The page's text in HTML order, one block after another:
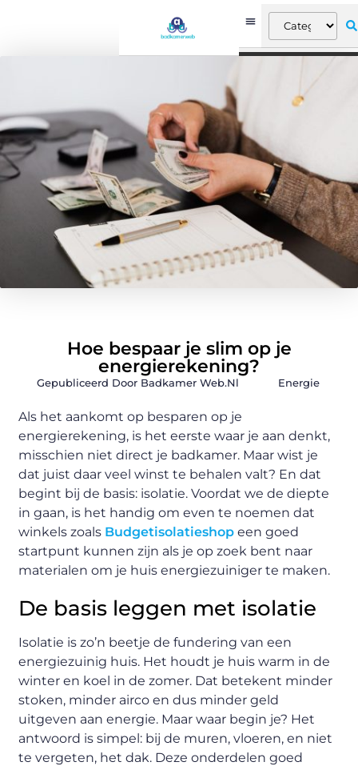
Hoe bespaar je slim op je
energierekening?
Gepubliceerd Door Badkamer Web.nl Energie
Als het aankomt op besparen op je
energierekening, is het eerste waar je aan denkt,
misschien niet direct je badkamer. Maar wist je
dat juist daar veel winst te behalen valt? En dat
begint bij de basis: isolatie. Voordat we de diepte
in gaan, is het handig om even te noemen dat
winkels zoals Budgetisolatieshop een goed
startpunt kunnen zijn als je op zoek bent naar
materialen om je huis energiezuiniger te maken.
De basis leggen met isolatie
Isolatie is zo’n beetje de fundering van een
energiezuinig huis. Het houdt je huis warm in de
winter en koel in de zomer. Dat betekent minder
stoken, minder airco en dus minder geld
uitgeven aan energie. Maar waar begin je? Het
antwoord is simpel: bij de muren, vloeren, en niet
te vergeten, het dak. Deze onderdelen goed